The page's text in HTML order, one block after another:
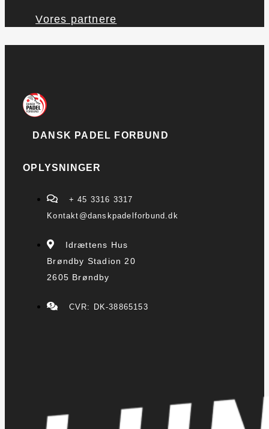
Vores partnere
DANSK PADEL FORBUND
OPLYSNINGER
+ 45 3316 3317
Kontakt@danskpadelforbund.dk
Idrættens Hus
Brøndby Stadion 20
2605 Brøndby
CVR: DK-38865153